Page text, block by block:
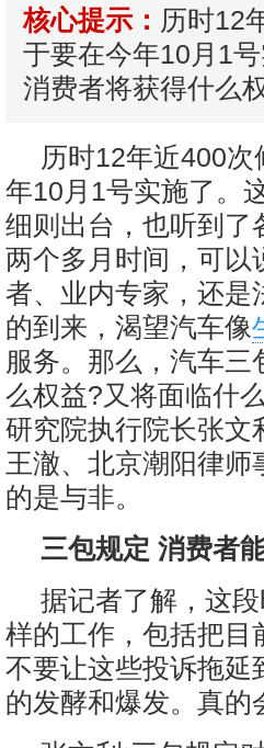
核心提示： 历时12
于要在今年10月1
消费者将获得什么
历时12年近400次
年10月1号实施了。
细则出台，也听到了
两个多月时间，可以
者、业内专家，还是
的到来，渴望汽车像
服务。那么，汽车
么权益?又将面临什
研究院执行院长张文
王澈、北京潮阳律师
的是与非。
三包规定 消费者
据记者了解，这
样的工作，包括把目
不要让这些投诉拖延
的发酵和爆发。真的